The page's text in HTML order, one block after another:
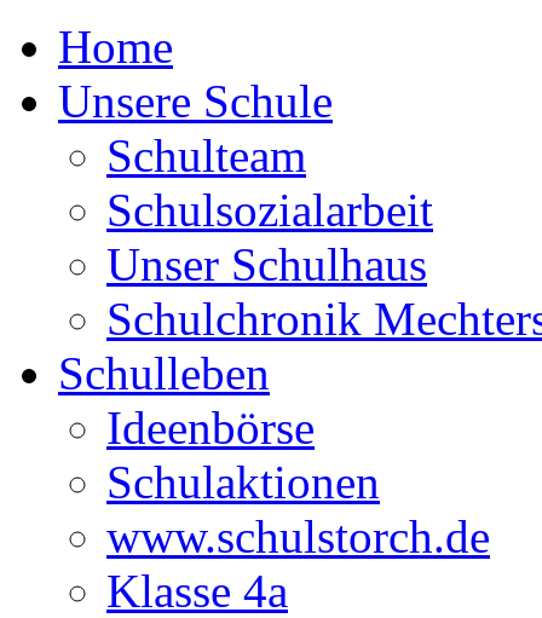
Home
Unsere Schule
Schulteam
Schulsozialarbeit
Unser Schulhaus
Schulchronik
Schulleben
Ideenbörse
Schulaktionen
www.schulstorch.de
Klasse 4a